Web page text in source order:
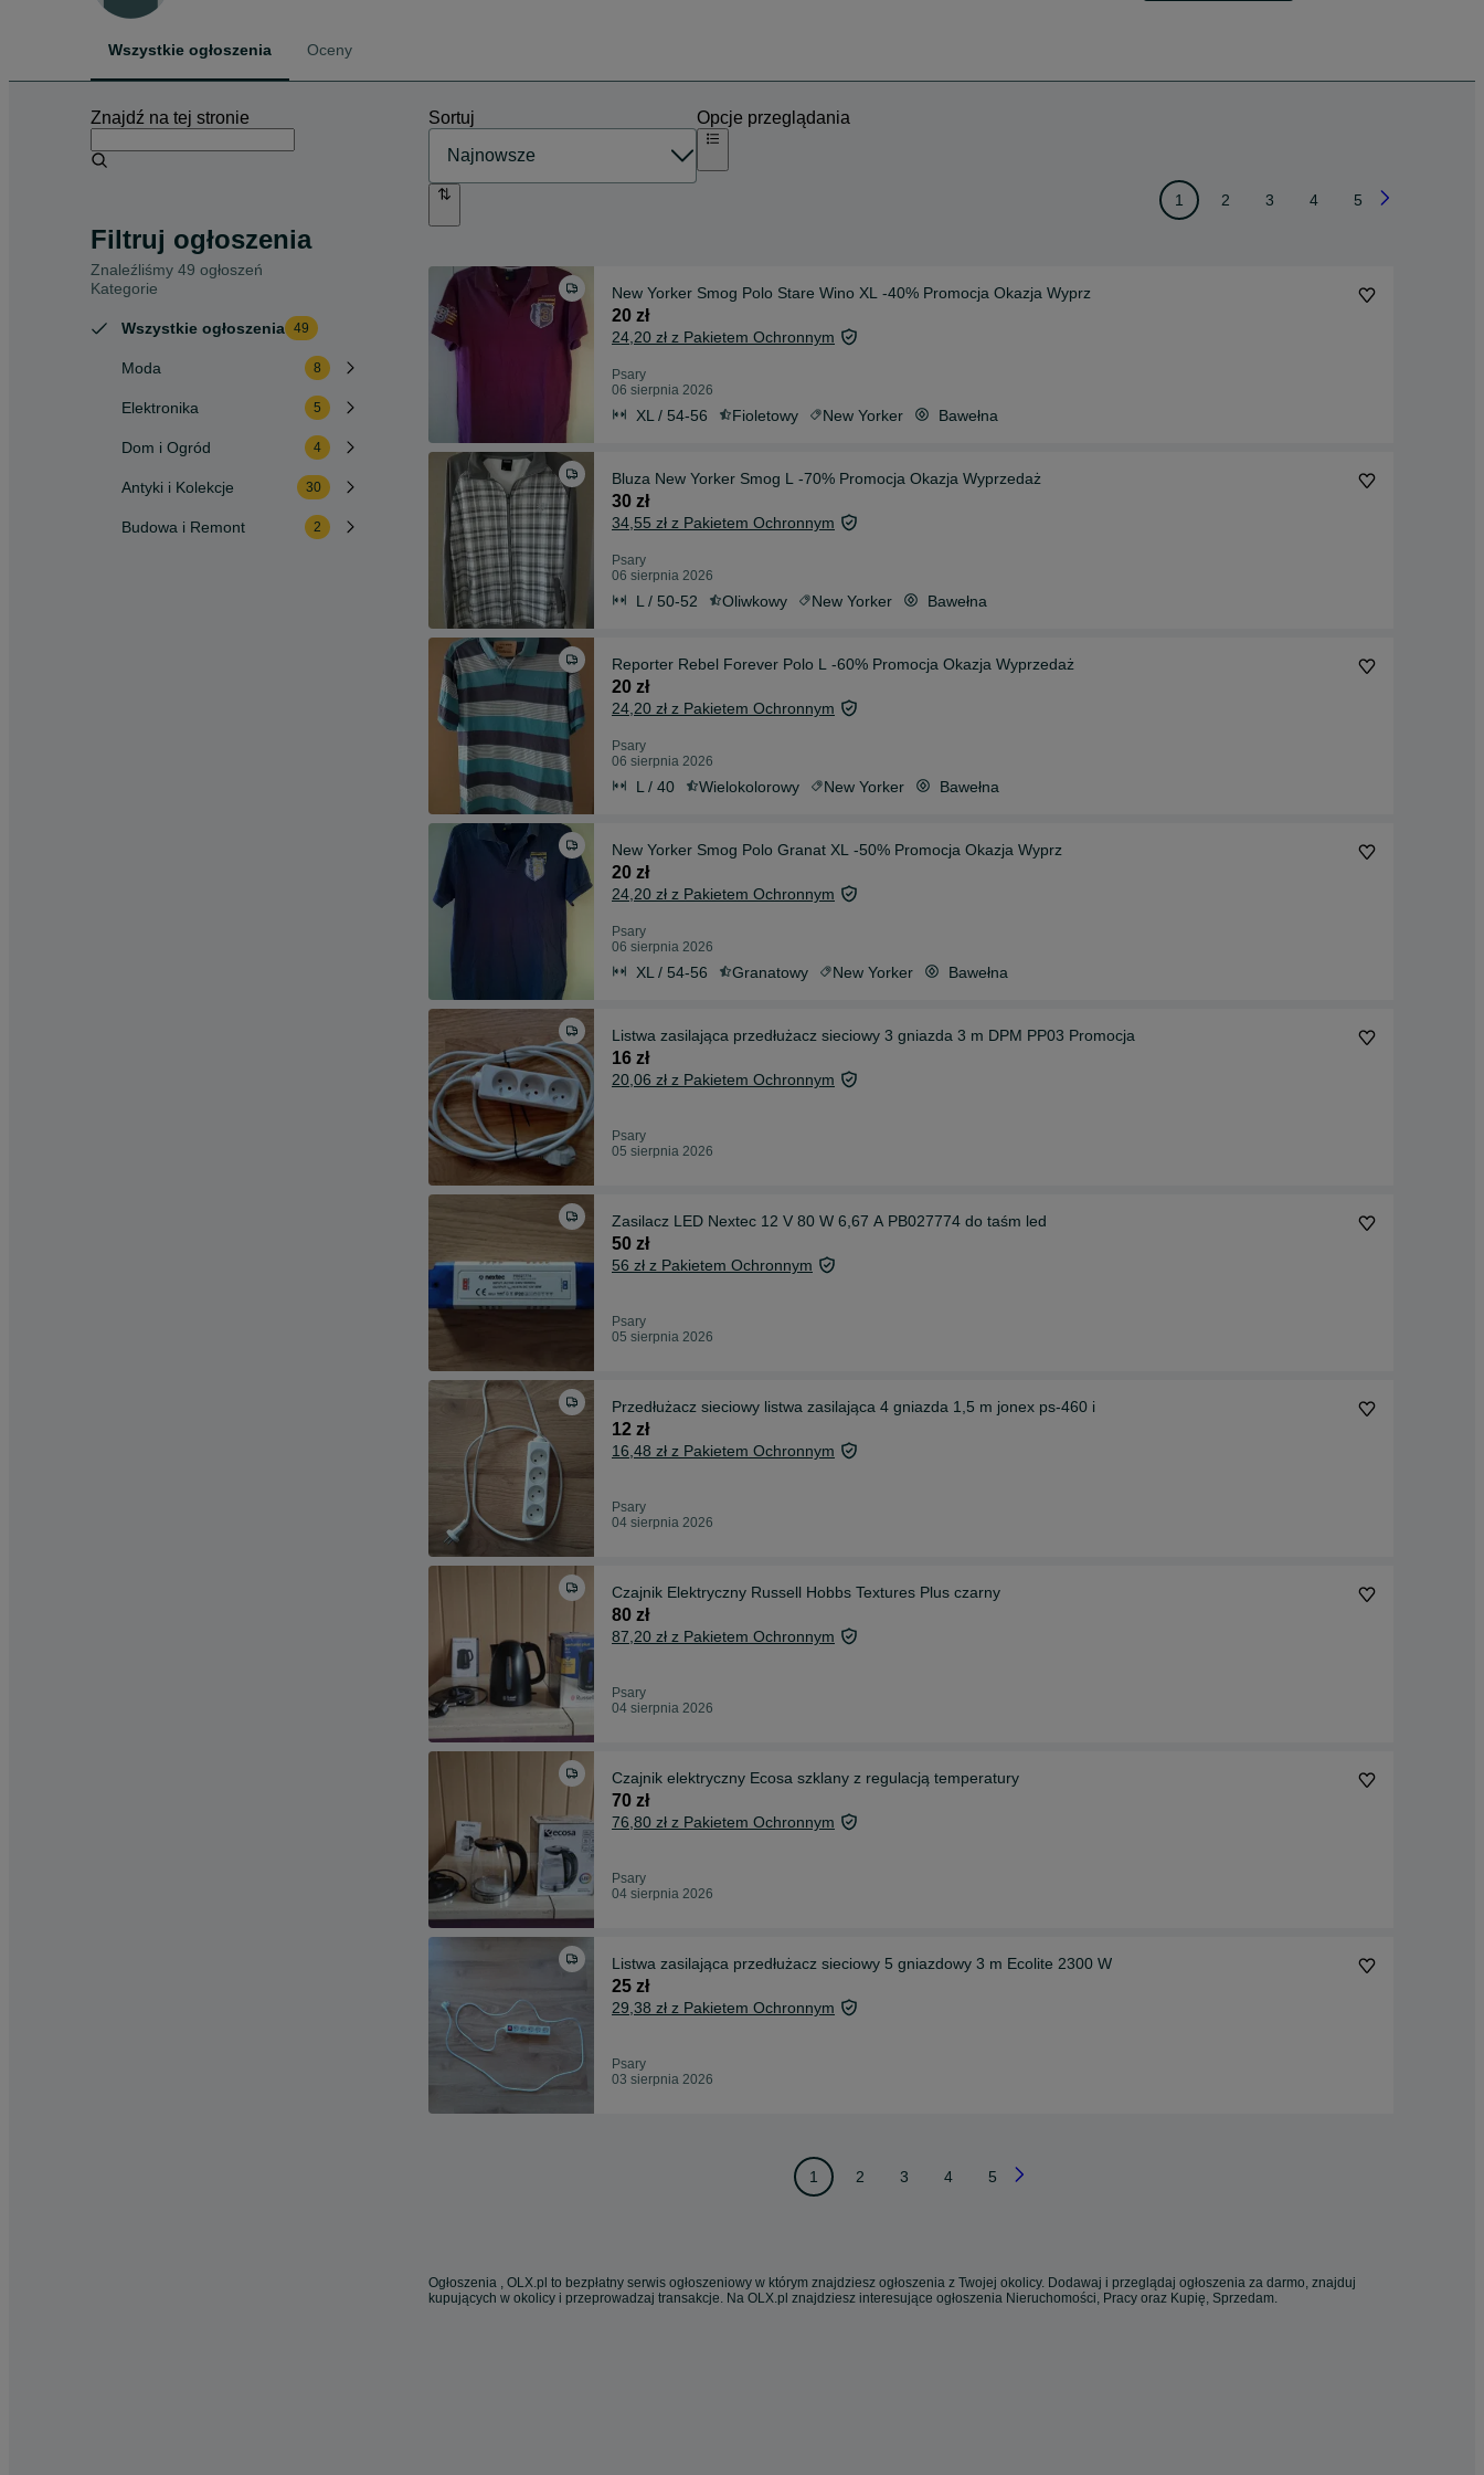
Wszystkie ogłoszenia Oceny
Znajdź na tej stronie
Filtruj ogłoszenia
Znaleźliśmy 49 ogłoszeń
Kategorie
Wszystkie ogłoszenia 49
Moda 8
Elektronika 5
Dom i Ogród 4
Antyki i Kolekcje 30
Budowa i Remont 2
Sortuj Opcje przeglądania
1 2 3 4 5
New Yorker Smog Polo Stare Wino XL -40% Promocja Okazja Wyprz
20 zł
24,20 zł z Pakietem Ochronnym
Psary
06 sierpnia 2026
XL / 54-56 Fioletowy New Yorker Bawełna
Bluza New Yorker Smog L -70% Promocja Okazja Wyprzedaż
30 zł
34,55 zł z Pakietem Ochronnym
Psary
06 sierpnia 2026
L / 50-52 Oliwkowy New Yorker Bawełna
Reporter Rebel Forever Polo L -60% Promocja Okazja Wyprzedaż
20 zł
24,20 zł z Pakietem Ochronnym
Psary
06 sierpnia 2026
L / 40 Wielokolorowy New Yorker Bawełna
New Yorker Smog Polo Granat XL -50% Promocja Okazja Wyprz
20 zł
24,20 zł z Pakietem Ochronnym
Psary
06 sierpnia 2026
XL / 54-56 Granatowy New Yorker Bawełna
Listwa zasilająca przedłużacz sieciowy 3 gniazda 3 m DPM PP03 Promocja
16 zł
20,06 zł z Pakietem Ochronnym
Psary
05 sierpnia 2026
Zasilacz LED Nextec 12 V 80 W 6,67 A PB027774 do taśm led
50 zł
56 zł z Pakietem Ochronnym
Psary
05 sierpnia 2026
Przedłużacz sieciowy listwa zasilająca 4 gniazda 1,5 m jonex ps-460 i
12 zł
16,48 zł z Pakietem Ochronnym
Psary
04 sierpnia 2026
Czajnik Elektryczny Russell Hobbs Textures Plus czarny
80 zł
87,20 zł z Pakietem Ochronnym
Psary
04 sierpnia 2026
Czajnik elektryczny Ecosa szklany z regulacją temperatury
70 zł
76,80 zł z Pakietem Ochronnym
Psary
04 sierpnia 2026
Listwa zasilająca przedłużacz sieciowy 5 gniazdowy 3 m Ecolite 2300 W
25 zł
29,38 zł z Pakietem Ochronnym
Psary
03 sierpnia 2026
1 2 3 4 5
Ogłoszenia , OLX.pl to bezpłatny serwis ogłoszeniowy w którym znajdziesz ogłoszenia z Twojej okolicy. Dodawaj i przeglądaj ogłoszenia za darmo, znajduj
kupujących w okolicy i przeprowadzaj transakcje. Na OLX.pl znajdziesz interesujące ogłoszenia Nieruchomości, Pracy oraz Kupię, Sprzedam.